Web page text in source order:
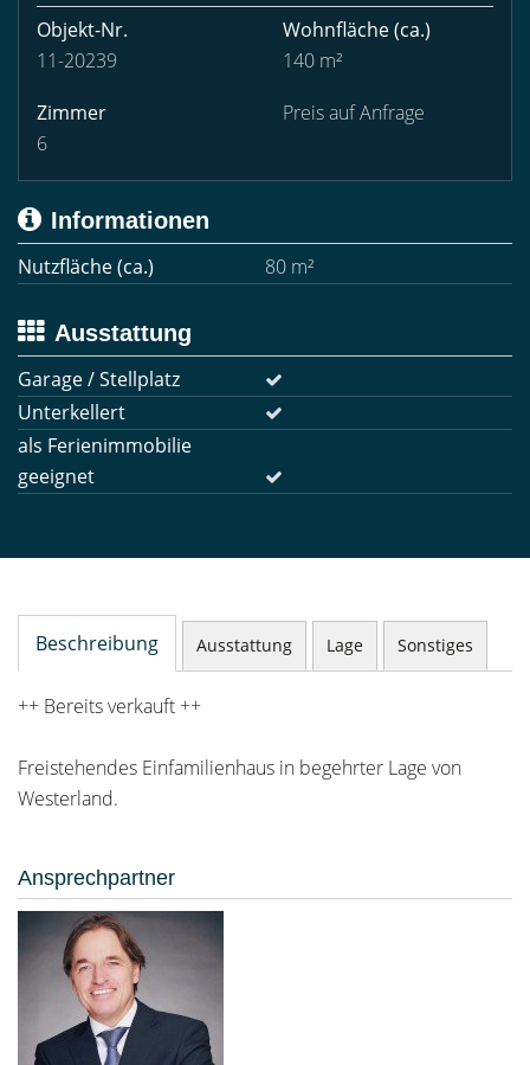
Objekt-Nr.
11-20239
Wohnfläche(ca.)
140 m²
Zimmer
6
Preis auf Anfrage
Informationen
Nutzfläche (ca.)
80 m²
Ausstattung
Garage / Stellplatz
Unterkellert
als Ferienimmobilie
geeignet
Beschreibung Ausstattung Lage Sonstiges
++ Bereits verkauft ++
Freistehendes Einfamilienhaus in begehrter Lage von
Westerland.
Ansprechpartner